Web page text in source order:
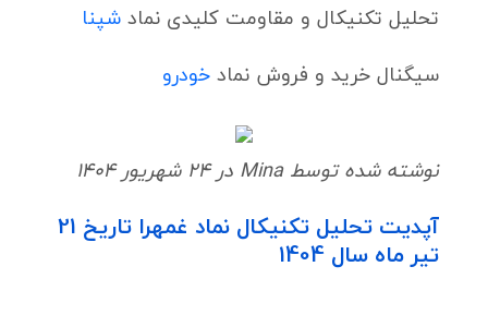
تحلیل تکنیکال و مقاومت کلیدی نمادشپنا
سیگنال خرید و فروش نمادخودرو
نوشته شده توسط Mina در 24 شهریور 1404
آپدیت تحلیل تکنیکال نماد غمهرا تاریخ 21
تیر ماه سال 1404